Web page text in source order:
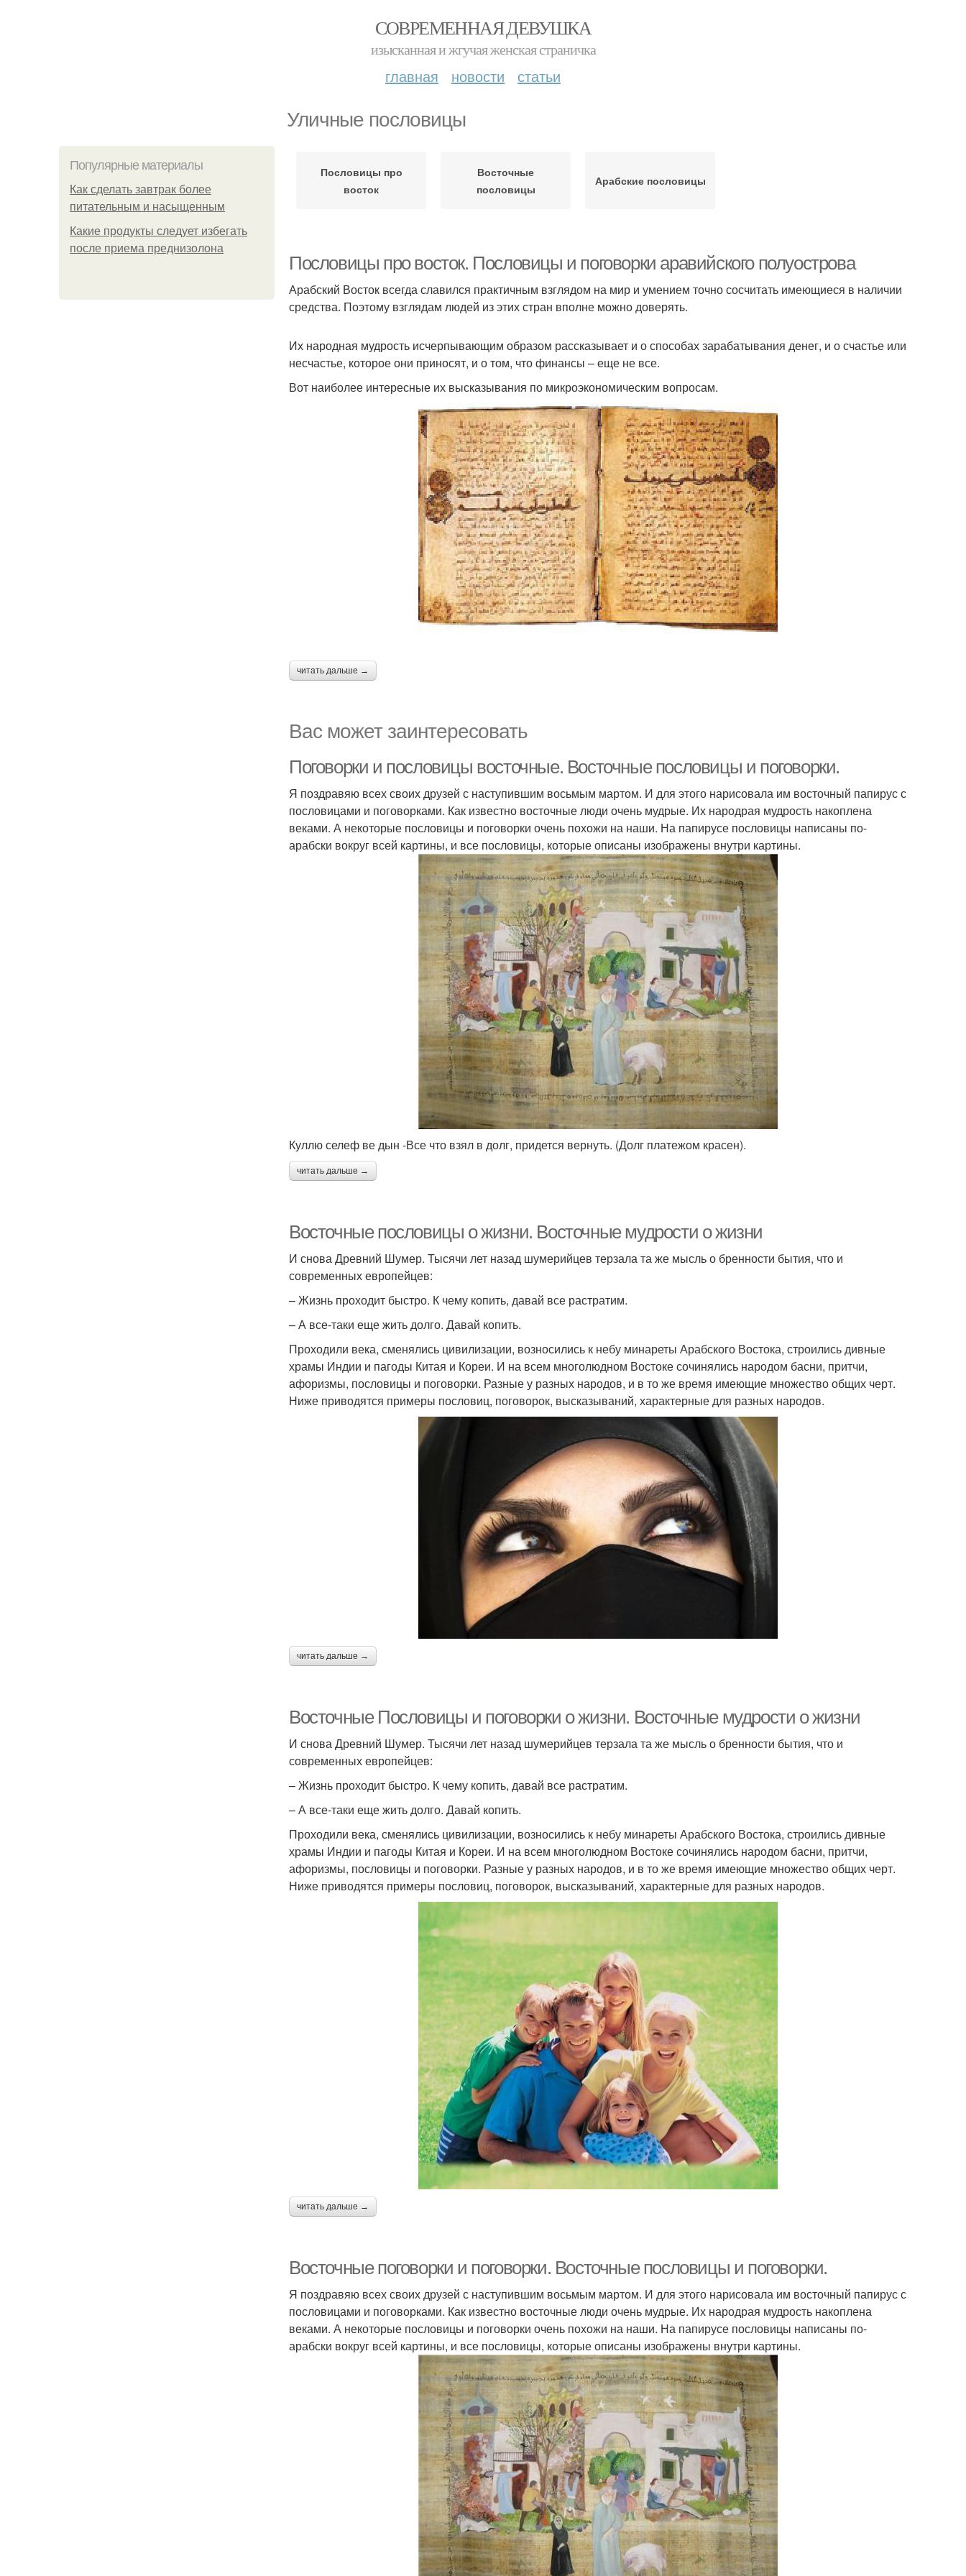
СОВРЕМЕННАЯ ДЕВУШКА
изысканная и жгучая женская страничка
главная новости статьи
Уличные пословицы
Популярные материалы
Как сделать завтрак более
питательным и насыщенным
Какие продукты следует избегать
после приема преднизолона
Пословицы про
восток
Восточные
пословицы
Арабские пословицы
Пословицы про восток. Пословицы и поговорки аравийского полуострова
Арабский Восток всегда славился практичным взглядом на мир и умением точно сосчитать имеющиеся в наличии
средства. Поэтому взглядам людей из этих стран вполне можно доверять.
Их народная мудрость исчерпывающим образом рассказывает и о способах зарабатывания денег, и о счастье или
несчастье, которое они приносят, и о том, что финансы – еще не все.
Вот наиболее интересные их высказывания по микроэкономическим вопросам.
читать дальше →
Вас может заинтересовать
Поговорки и пословицы восточные. Восточные пословицы и поговорки.
Я поздравяю всех своих друзей с наступившим восьмым мартом. И для этого нарисовала им восточный папирус с
пословицами и поговорками. Как известно восточные люди очень мудрые. Их народрая мудрость накоплена
веками. А некоторые пословицы и поговорки очень похожи на наши. На папирусе пословицы написаны по-
арабски вокруг всей картины, и все пословицы, которые описаны изображены внутри картины.
Куллю селеф ве дын -Все что взял в долг, придется вернуть. (Долг платежом красен).
читать дальше →
Восточные пословицы о жизни. Восточные мудрости о жизни
И снова Древний Шумер. Тысячи лет назад шумерийцев терзала та же мысль о бренности бытия, что и
современных европейцев:
– Жизнь проходит быстро. К чему копить, давай все растратим.
– А все-таки еще жить долго. Давай копить.
Проходили века, сменялись цивилизации, возносились к небу минареты Арабского Востока, строились дивные
храмы Индии и пагоды Китая и Кореи. И на всем многолюдном Востоке сочинялись народом басни, притчи,
афоризмы, пословицы и поговорки. Разные у разных народов, и в то же время имеющие множество общих черт.
Ниже приводятся примеры пословиц, поговорок, высказываний, характерные для разных народов.
читать дальше →
Восточные Пословицы и поговорки о жизни. Восточные мудрости о жизни
И снова Древний Шумер. Тысячи лет назад шумерийцев терзала та же мысль о бренности бытия, что и
современных европейцев:
– Жизнь проходит быстро. К чему копить, давай все растратим.
– А все-таки еще жить долго. Давай копить.
Проходили века, сменялись цивилизации, возносились к небу минареты Арабского Востока, строились дивные
храмы Индии и пагоды Китая и Кореи. И на всем многолюдном Востоке сочинялись народом басни, притчи,
афоризмы, пословицы и поговорки. Разные у разных народов, и в то же время имеющие множество общих черт.
Ниже приводятся примеры пословиц, поговорок, высказываний, характерные для разных народов.
читать дальше →
Восточные поговорки и поговорки. Восточные пословицы и поговорки.
Я поздравяю всех своих друзей с наступившим восьмым мартом. И для этого нарисовала им восточный папирус с
пословицами и поговорками. Как известно восточные люди очень мудрые. Их народрая мудрость накоплена
веками. А некоторые пословицы и поговорки очень похожи на наши. На папирусе пословицы написаны по-
арабски вокруг всей картины, и все пословицы, которые описаны изображены внутри картины.